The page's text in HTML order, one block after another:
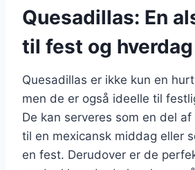
Quesadillas: En
til fest og hverdag
Quesadillas er ikke kun en
men de er også ideelle til
De kan serveres som en del
til en mexicansk middag eller
en fest. Derudover er de